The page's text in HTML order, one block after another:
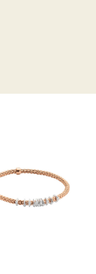
KOLLEKTION